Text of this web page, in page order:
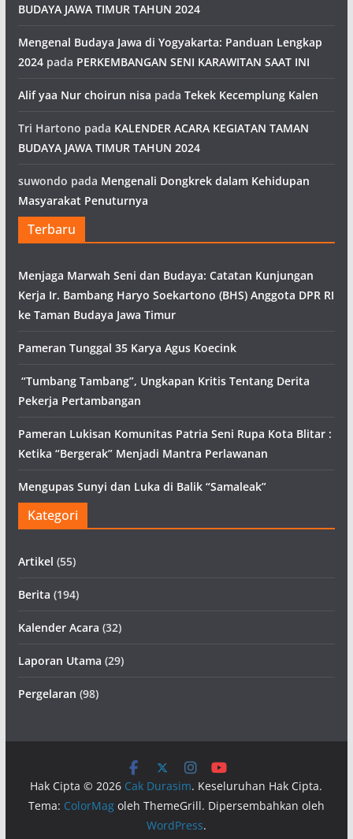
BUDAYA JAWA TIMUR TAHUN 2024
Mengenal Budaya Jawa di Yogyakarta: Panduan Lengkap
2024pada PERKEMBANGAN SENI KARAWITAN SAAT INI
Alif yaa Nur choirun nisa pada Tekek Kecemplung Kalen
Tri Hartono pada KALENDER ACARA KEGIATAN TAMAN
BUDAYA JAWA TIMUR TAHUN 2024
suwondo pada Mengenali Dongkrek dalam Kehidupan
Masyarakat Penuturnya
Terbaru
Menjaga Marwah Seni dan Budaya: Catatan Kunjungan
Kerja Ir. Bambang Haryo Soekartono (BHS) Anggota DPR RI
ke Taman Budaya Jawa Timur
Pameran Tunggal 35 Karya Agus Koecink
“Tumbang Tambang”, Ungkapan Kritis Tentang Derita
Pekerja Pertambangan
Pameran Lukisan Komunitas Patria Seni Rupa Kota Blitar :
Ketika “Bergerak” Menjadi Mantra Perlawanan
Mengupas Sunyi dan Luka di Balik “Samaleak”
Kategori
Artikel (55)
Berita (194)
Kalender Acara (32)
Laporan Utama (29)
Pergelaran (98)
Hak Cipta © 2026 Cak Durasim. Keseluruhan Hak Cipta.
Tema: ColorMagoleh ThemeGrill. Dipersembahkan oleh
WordPress.